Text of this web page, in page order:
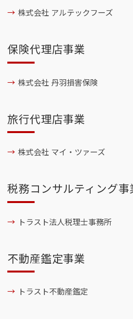
株式会社 アルテックフーズ
保険代理店事業
株式会社 丹羽損害保険
旅行代理店事業
株式会社 マイ・ツァーズ
税務コンサルティング事
トラスト法人税理士事務所
不動産鑑定事業
トラスト不動産鑑定